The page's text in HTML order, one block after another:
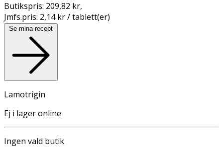
Butikspris: 209,82 kr,
Jmfs.pris: 2,14 kr / tablett(er)
Se mina recept
Lamotrigin
Ej i lager online
Ingen vald butik